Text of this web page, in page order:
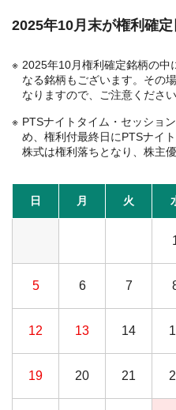
2025年10月末が権利確
2025年10月権利確定銘柄の
なる銘柄もございます。その
なりますので、ご注意ください
PTSナイトタイム・セッショ
め、権利付最終日にPTSナイ
株式は権利落ちとなり、株主
日 月 火
5 6 7
12 13 14
19 20 21